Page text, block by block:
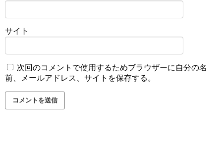
サイト
次回のコメントで使用するためブラウザーに自分の名
前、メールアドレス、サイトを保存する。